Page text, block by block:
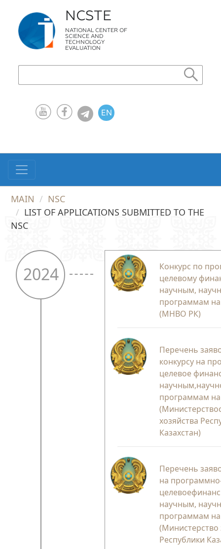
NCSTE
NATIONAL CENTER OF
SCIENCE AND
TECHNOLOGY
EVALUATION
EN
MAIN
NSC
LIST OF APPLICATIONS SUBMITTED TO THE
NSC
2024
Конкурс по
целевому
научным,
программам
(МНВО РК)
Перечень
конкурсу на
целевое
программам
хозяйства
Казахстан)
Перечень
на
научным,
программам
(Министерство
Республики